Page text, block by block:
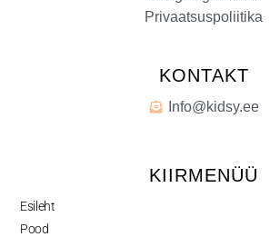
Privaatsuspoliitika
KONTAKT
Info@kidsy.ee
KIIRMENÜÜ
Esileht
Pood